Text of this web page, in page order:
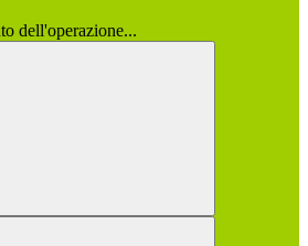
dell'operazione...